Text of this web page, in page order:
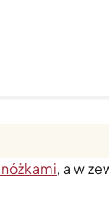
FP-
, a w